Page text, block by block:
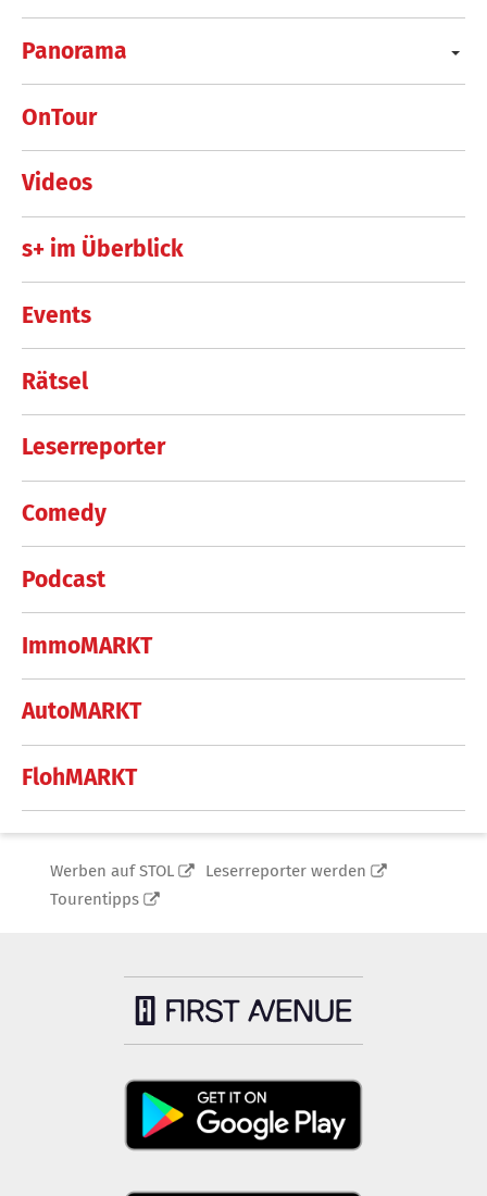
Panorama
OnTour
Videos
s+ im Überblick
Events
Rätsel
Leserreporter
Comedy
Podcast
ImmoMARKT
AutoMARKT
FlohMARKT
Werben auf STOL
Leserreporter werden
Tourentipps